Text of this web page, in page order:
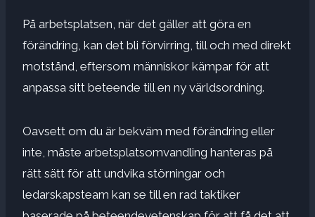
På arbetsplatsen, när det gäller att göra en
förändring, kan det bli förvirring, till och med direkt
motstånd, eftersom människor kämpar för att
anpassa sitt beteende till en ny världsordning.
Oavsett om du är bekväm med förändring eller
inte, måste arbetsplatsomvandling hanteras på
rätt sätt för att undvika störningar och
ledarskapsteam kan se till en rad taktiker